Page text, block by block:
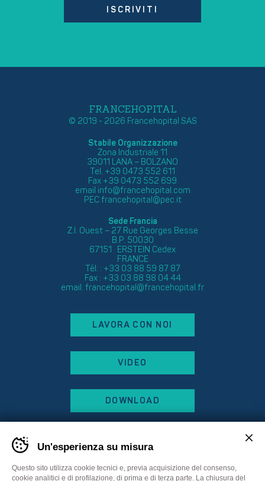
ISCRIVITI
FRANCEHOPITAL
© 2019 - 2026 Francehopital SAS
Stabile Organizzazione
Zona Industriale 11
39011 LANA – BOLZANO
Tel. +39 0473 552 611
Fax +39 0473 552 699
email info@francehopital.com
PECfrancehopital@pec.it
Sede Francia
Z.I. Ouest – 27 Rue Georges Besse
B.P. 50030
67151 ERSTEIN Cedex
FRANCE
Tél. : +33 03 88 59 87 87
Fax : +33 03 88 98 04 44
email: francehopital@francehopital.fr
LAVORA CON NOI
VIDEO
DOWNLOAD
Un'esperienza su misura
Questo sito utilizza cookie tecnici e, previa acquisizione del consenso,
cookie analitici e di profilazione, di prima e di terza parte. La chiusura del